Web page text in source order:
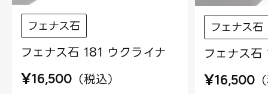
フェナス石
フェナス石 181 ウクライナ
¥16,500 （税込）
フェナス石
フェナス
¥16,500 （